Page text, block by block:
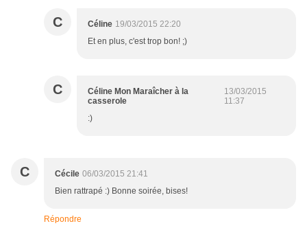
C Céline 19/03/2015 22:20
Et en plus, c'est trop bon! ;)
C
Céline Mon Maraîcher à la
casserole
13/03/2015
11:37
:)
C Cécile 06/03/2015 21:41
Bien rattrapé :) Bonne soirée, bises!
Répondre